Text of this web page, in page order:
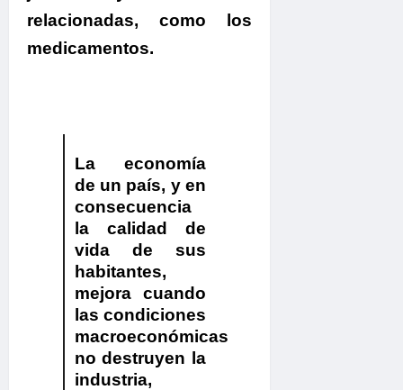
relacionadas, como los
medicamentos.
La economía
de un país, y en
consecuencia
la calidad de
vida de sus
habitantes,
mejora cuando
las condiciones
macroeconómicas
no destruyen la
industria,